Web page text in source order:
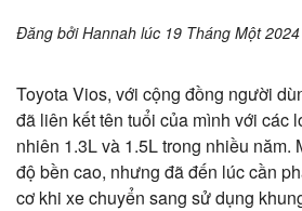
Đăng bởiHannah lúc 19 Tháng Một 2024
Toyota Vios, với cộng đồng người
đã liên kết tên tuổi của mình với các
nhiên 1.3L và 1.5L trong nhiều năm.
độ bền cao, nhưng đã đến lúc cần
cơ khi xe chuyển sang sử dụng